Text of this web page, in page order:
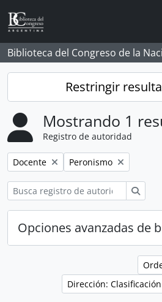
Skip to main content
Biblioteca del Congreso de la
Restringir
Mostrando 1
Registro de autoridad
Remove filter:
Docente Remove filter:
Peronismo
Opciones avanzadas de
Dirección: